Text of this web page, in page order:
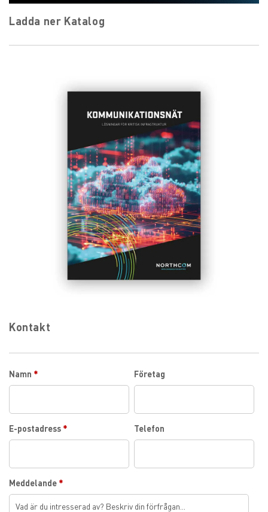
Ladda ner Katalog
Kontakt
Namn * Företag
E-postadress * Telefon
Meddelande *